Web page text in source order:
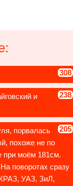
308
238
и
205
порвалась
похоже не по
при моём 181см.
поворотах сразу
УАЗ, ЗиЛ,